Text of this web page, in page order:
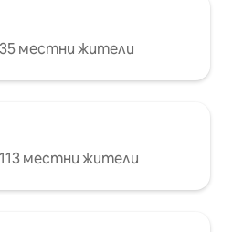
местни жители
местни жители